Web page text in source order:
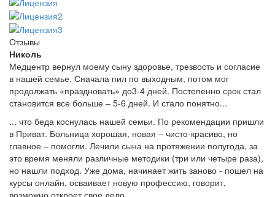
Отзывы
Николь
Медцентр вернул моему сыну здоровье, трезвость и согласие
в нашей семье. Сначала пил по выходным, потом мог
продолжать «праздновать» до3-4 дней. Постепенно срок стал
становится все больше – 5-6 дней. И стало понятно...
... что беда коснулась нашей семьи. По рекомендации пришли
в Приват. Больница хорошая, новая – чисто-красиво, но
главное – помогли. Лечили сына на протяжении полугода, за
это время меняли различные методики (три или четыре раза),
но нашли подход. Уже дома, начинает жить заново - пошел на
курсы онлайн, осваивает новую профессию, говорит,